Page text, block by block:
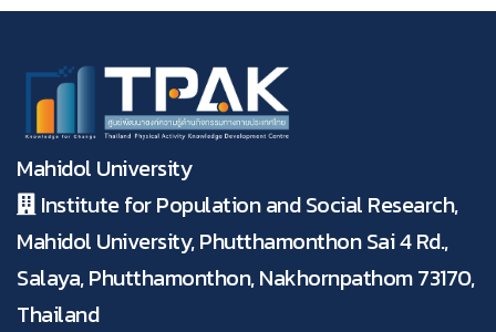
Mahidol University
Institute for Population and Social Research,
Mahidol University, Phutthamonthon Sai 4 Rd.,
Salaya, Phutthamonthon, Nakhornpathom 73170,
Thailand